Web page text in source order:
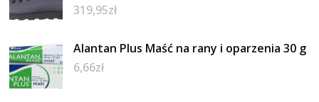
319,95zł
Alantan Plus Maść na rany i oparzenia 30 g
6,66zł